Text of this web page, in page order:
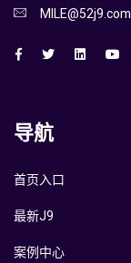
MILE@52j9.com
导航
首页入口
最新J9
案例中心